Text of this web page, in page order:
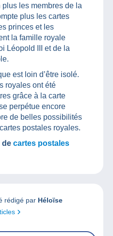
plus les membres de la
plus les cartes
princes et les
la famille royale
Léopold III et de la
est loin d’être isolé.
royales ont été
grâce à la carte
perpétue encore
de belles possibilités
postales royales.
de cartes postales
rédigé par Héloïse